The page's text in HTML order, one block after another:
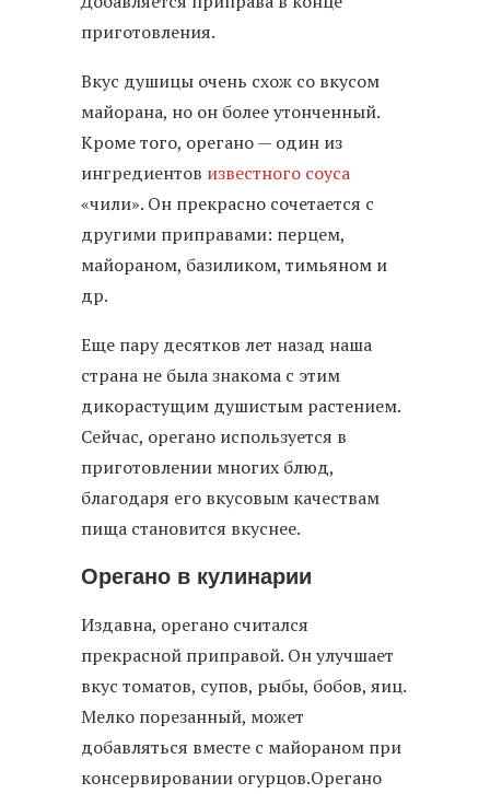
приготовления.
Вкус душицы очень схож со вкусом
майорана, но он более утонченный.
Кроме того, орегано — один из
ингредиентов известного соуса
«чили». Он прекрасно сочетается с
другими приправами: перцем,
майораном, базиликом, тимьяном и
др.
Еще пару десятков лет назад наша
страна не была знакома с этим
дикорастущим душистым растением.
Сейчас, орегано используется в
приготовлении многих блюд,
благодаря его вкусовым качествам
пища становится вкуснее.
Орегано в кулинарии
Издавна, орегано считался
прекрасной приправой. Он улучшает
вкус томатов, супов, рыбы, бобов, яиц.
Мелко порезанный, может
добавляться вместе с майораном при
консервировании огурцов.Орегано